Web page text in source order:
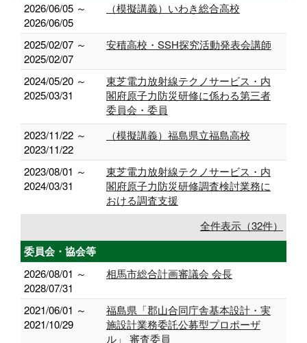
2026/06/05 ～
2026/06/05
（模擬講義）いわき総合高校
2025/02/07 ～
2025/02/07
安積高校・SSH探究活動発表会講師
2024/05/20 ～
2025/03/31
東芝電力放射線テクノサービス・内
閣府原子力防災研修に係わる第三者
委員会・委員
2023/11/22 ～
2023/11/22
（模擬講義）福島県立福島高校
2023/08/01 ～
2024/03/31
東芝電力放射線テクノサービス・内
閣府原子力防災研修調査検討業務に
おける調査支援
全件表示（32件）
委員会・協会等
2026/08/01 ～
2028/07/31
相馬市総合計画審議会 会長
2021/06/01 ～
2021/10/29
福島県「郡山合同庁舎基本設計・実
施設計業務委託公募型プロポーザ
ル」 審査委員